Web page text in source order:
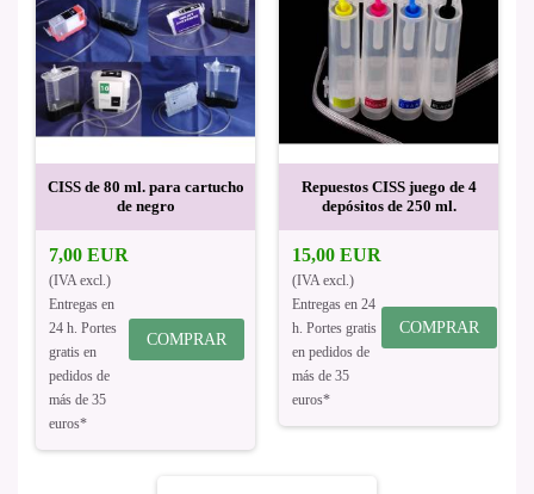
CISS de 80 ml. para cartucho
de negro
7,00 EUR
(IVA excl.)
Entregas en
24 h. Portes
gratis en
pedidos de
más de 35
euros*
COMPRAR
Repuestos CISS juego de 4
depósitos de 250 ml.
15,00 EUR
(IVA excl.)
Entregas en 24
h. Portes gratis
en pedidos de
más de 35
euros*
COMPRAR